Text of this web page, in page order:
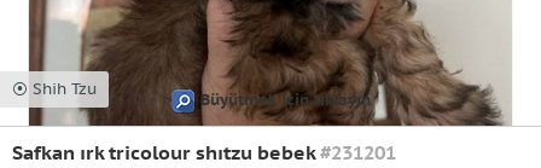
⦿ Shih Tzu
Büyütmek için tıklayın
Safkan ırk tricolour shıtzu bebek#231201